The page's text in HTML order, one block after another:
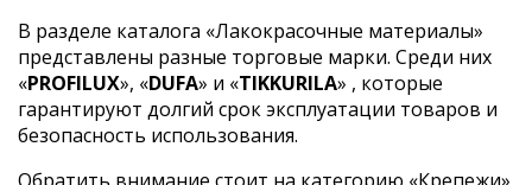
В разделе каталога «Лакокрасочные материалы»
представлены разные торговые марки. Среди них
«PROFILUX», «DUFA» и «TIKKURILA» , которые
гарантируют долгий срок эксплуатации товаров и
безопасность использования.